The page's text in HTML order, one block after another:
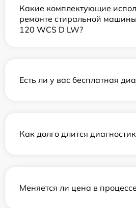
Какие комплектующие
ремонте стиральной
120 WCS D LW?
Есть ли у вас бесплатная
Как долго длится
Меняется ли цена в